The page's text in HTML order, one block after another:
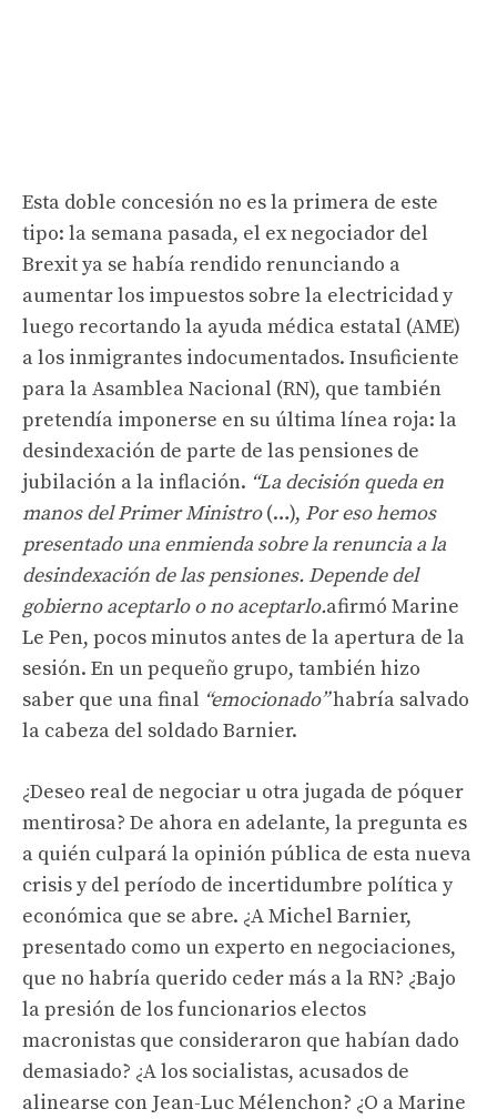
Esta doble concesión no es la primera de este
tipo: la semana pasada, el ex negociador del
Brexit ya se había rendido renunciando a
aumentar los impuestos sobre la electricidad y
luego recortando la ayuda médica estatal (AME)
a ​​los inmigrantes indocumentados. Insuficiente
para la Asamblea Nacional (RN), que también
pretendía imponerse en su última línea roja: la
desindexación de parte de las pensiones de
jubilación a la inflación. “La decisión queda en
manos del Primer Ministro(…), Por eso hemos
presentado una enmienda sobre la renuncia a la
desindexación de las pensiones. Depende del
gobierno aceptarlo o no aceptarlo.afirmó Marine
Le Pen, pocos minutos antes de la apertura de la
sesión. En un pequeño grupo, también hizo
saber que una final “emocionado”habría salvado
la cabeza del soldado Barnier.
¿Deseo real de negociar u otra jugada de póquer
mentirosa? De ahora en adelante, la pregunta es
a quién culpará la opinión pública de esta nueva
crisis y del período de incertidumbre política y
económica que se abre. ¿A Michel Barnier,
presentado como un experto en negociaciones,
que no habría querido ceder más a la RN? ¿Bajo
la presión de los funcionarios electos
macronistas que consideraron que habían dado
demasiado? ¿A los socialistas, acusados ​​de
alinearse con Jean-Luc Mélenchon? ¿O a Marine